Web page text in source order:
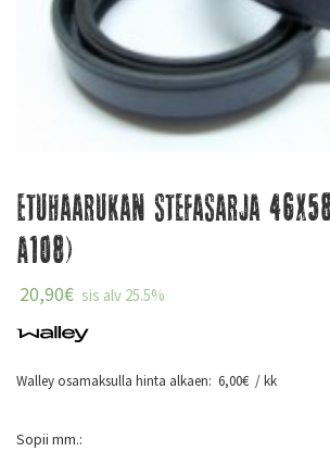
Etuhaarukan stefasarja
A108)
20,90€ sis alv 25.5%
Walley osamaksulla hinta alkaen: 6,00€ / kk
Sopii mm.: